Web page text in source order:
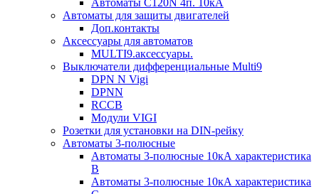
Автоматы для защиты двигателей
Доп.контакты
Аксессуары для автоматов
MULTI9.аксессуары.
Выключатели дифференциальные Multi9
DPN N Vigi
DPNN
RCCB
Модули VIGI
Розетки для установки на DIN-рейку
Автоматы 3-полюсные
Автоматы 3-полюсные 10кА характеристика
B
Автоматы 3-полюсные 10кА характеристика